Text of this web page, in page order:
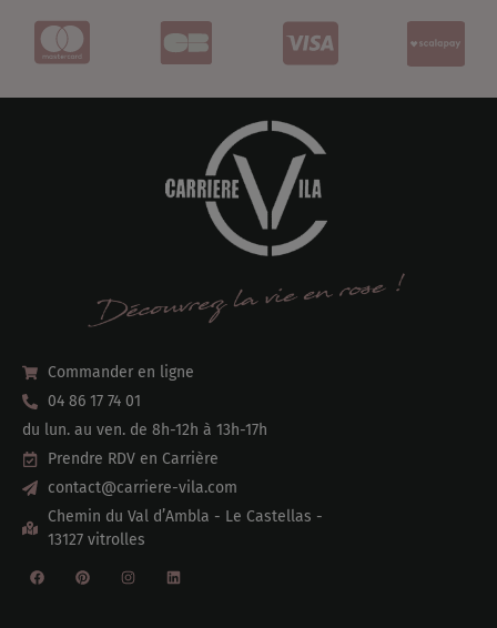
Commander en ligne
04 86 17 74 01
du lun. au ven. de 8h-12h à 13h-17h
Prendre RDV en Carrière
contact@carriere-vila.com
Chemin du Val d’Ambla - Le Castellas -
13127 vitrolles